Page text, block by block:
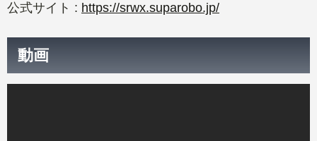
公式サイト : https://srwx.suparobo.jp/
動画